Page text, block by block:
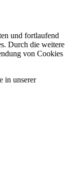
und fortlaufend
Durch die weitere
von Cookies
in unserer